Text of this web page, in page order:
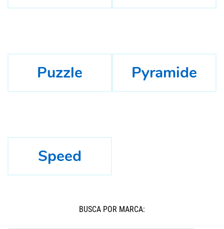
Puzzle Pyramide
Speed
BUSCÁ POR MARCA: